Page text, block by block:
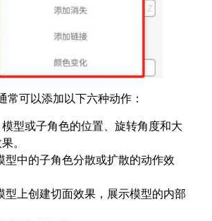
常可以添加以下六种动作：
模型或子角色的位置、旋转角度和大
。
型中的子角色分散或扩散的动作效
型上创建切面效果，展示模型的内部